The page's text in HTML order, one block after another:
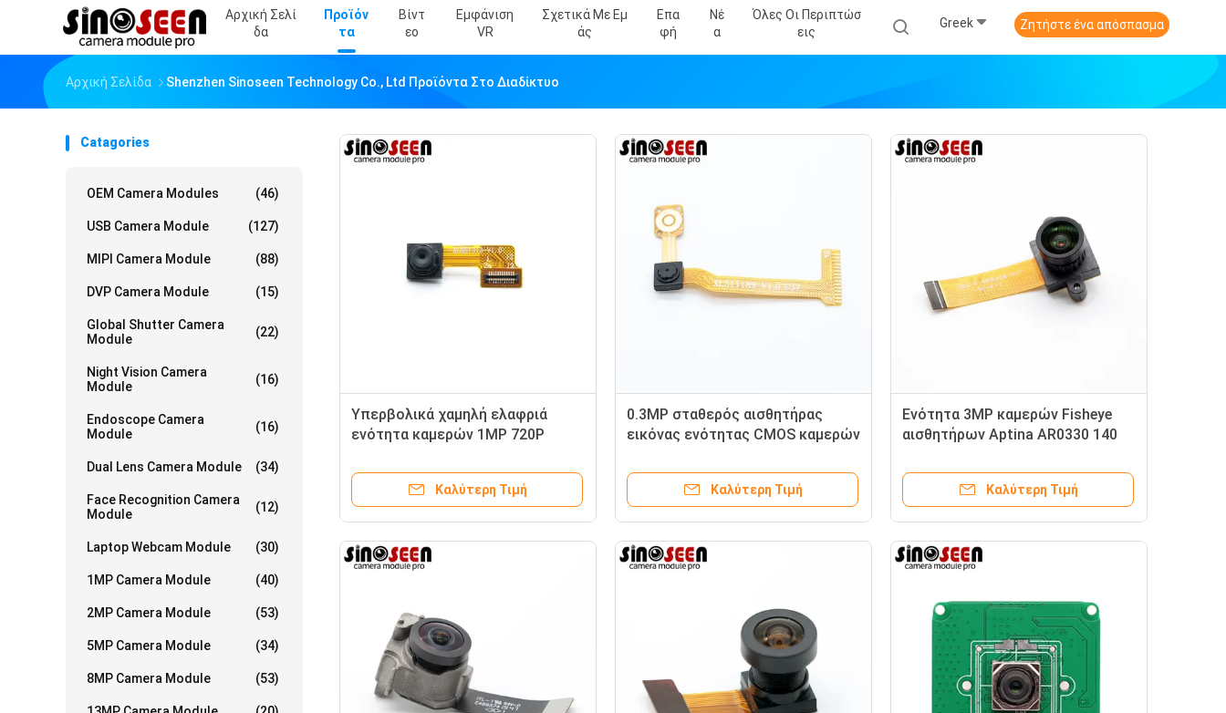
Αρχική Σελί
Δα
Προϊόν
Τα
Βίντ
Εο
Εμφάνιση
VR
Σχετικά Με Εμ
Άς
Επα
Φή
Νέ
Α
Όλες Οι Περιπτώσ
Εις
Greek Ζητήστε ένα απόσπασμα
Αρχική Σελίδα Shenzhen Sinoseen Technology Co., Ltd Προϊόντα Στο Διαδίκτυο
Catagories
OEM Camera Modules (46)
USB Camera Module (127)
MIPI Camera Module (88)
DVP Camera Module (15)
Global Shutter Camera
Module
(22)
Night Vision Camera
Module
(16)
Endoscope Camera
Module
(16)
Dual Lens Camera Module (34)
Face Recognition Camera
Module
(12)
Laptop Webcam Module (30)
1MP Camera Module (40)
2MP Camera Module (53)
5MP Camera Module (34)
8MP Camera Module (53)
Υπερβολικά χαμηλή ελαφριά
ενότητα καμερών 1MP 720P
CMOS
Καλύτερη Τιμή
0.3MP σταθερός αισθητήρας
εικόνας ενότητας CMOS καμερών
σημειωματάριο
Καλύτερη Τιμή
Ενότητα 3MP καμερών Fisheye
αισθητήρων Aptina AR0330 140
Καλύτερη Τιμή